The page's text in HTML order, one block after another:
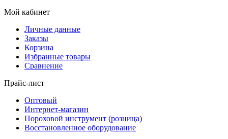
Мой кабинет
Личные данные
Заказы
Корзина
Избранные товары
Сравнение
Прайс-лист
Оптовый
Интернет-магазин
Пороховой инструмент (розница)
Восстановленное оборудование